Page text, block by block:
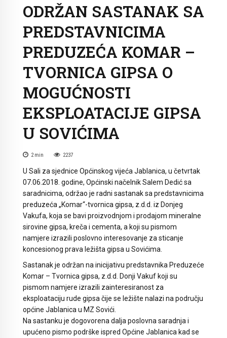
ODRŽAN SASTANAK SA
PREDSTAVNICIMA
PREDUZEĆA KOMAR –
TVORNICA GIPSA O
MOGUĆNOSTI
EKSPLOATACIJE GIPSA
U SOVIĆIMA
2 min 2237
U Sali za sjednice Općinskog vijeća Jablanica, u četvrtak
07.06.2018. godine, Općinski načelnik Salem Dedić sa
saradnicima, održao je radni sastanak sa predstavnicima
preduzeća „Komar“-tvornica gipsa, z.d.d. iz Donjeg
Vakufa, koja se bavi proizvodnjom i prodajom mineralne
sirovine gipsa, kreča i cementa, a koji su pismom
namjere izrazili poslovno interesovanje za sticanje
koncesionog prava ležišta gipsa u Sovićima.
Sastanak je održan na inicijativu predstavnika Preduzeće
Komar – Tvornica gipsa, z.d.d. Donji Vakuf koji su
pismom namjere izrazili zainteresiranost za
eksploataciju rude gipsa čije se ležište nalazi na području
općine Jablanica u MZ Sovići.
Na sastanku je dogovorena dalja poslovna saradnja i
upućeno pismo podrške ispred Općine Jablanica kad se